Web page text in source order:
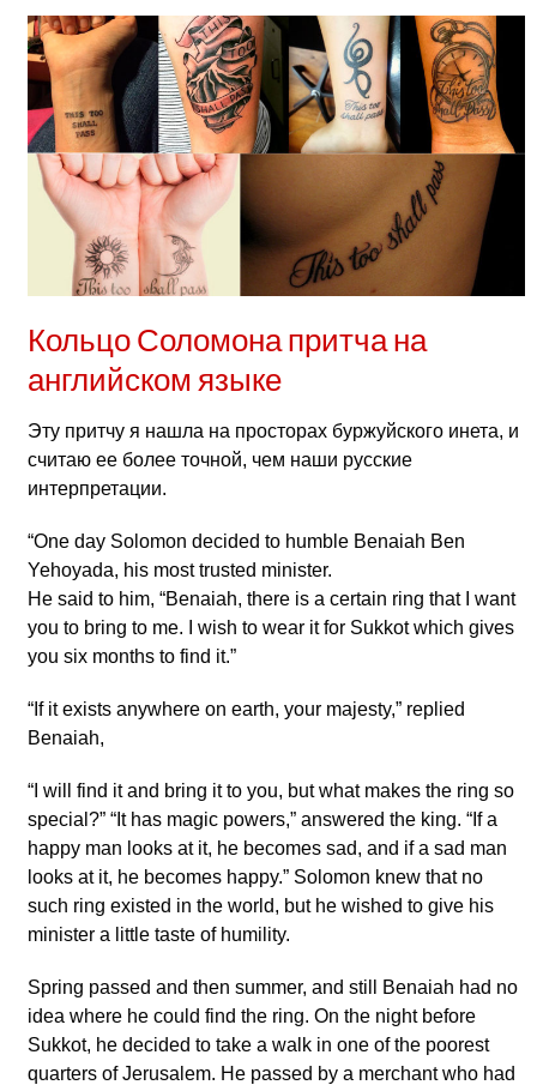
Кольцо Соломона притча на
английском языке
Эту притчу я нашла на просторах буржуйского инета, и
считаю ее более точной, чем наши русские
интерпретации.
“One day Solomon decided to humble Benaiah Ben
Yehoyada, his most trusted minister.
He said to him, “Benaiah, there is a certain ring that I want
you to bring to me. I wish to wear it for Sukkot which gives
you six months to find it.”
“If it exists anywhere on earth, your majesty,” replied
Benaiah,
“I will find it and bring it to you, but what makes the ring so
special?” “It has magic powers,” answered the king. “If a
happy man looks at it, he becomes sad, and if a sad man
looks at it, he becomes happy.” Solomon knew that no
such ring existed in the world, but he wished to give his
minister a little taste of humility.
Spring passed and then summer, and still Benaiah had no
idea where he could find the ring. On the night before
Sukkot, he decided to take a walk in one of the poorest
quarters of Jerusalem. He passed by a merchant who had